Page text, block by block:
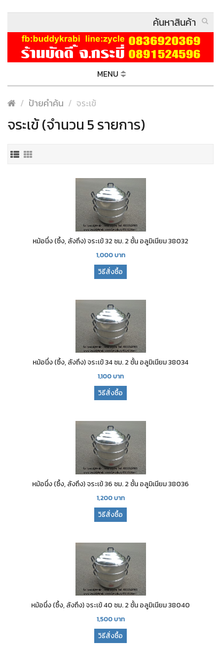
MENU
ป้ายคำค้น จระเข้
จระเข้ (จำนวน 5 รายการ)
หม้อนึ่ง (ซึ้ง, ลังถึง) จระเข้ 32 ซม. 2 ชั้น อลูมิเนียม 38032
1,000บาท
วิธีสั่งซื้อ
หม้อนึ่ง (ซึ้ง, ลังถึง) จระเข้ 34 ซม. 2 ชั้น อลูมิเนียม 38034
1,100บาท
วิธีสั่งซื้อ
หม้อนึ่ง (ซึ้ง, ลังถึง) จระเข้ 36 ซม. 2 ชั้น อลูมิเนียม 38036
1,200บาท
วิธีสั่งซื้อ
หม้อนึ่ง (ซึ้ง, ลังถึง) จระเข้ 40 ซม. 2 ชั้น อลูมิเนียม 38040
1,500บาท
วิธีสั่งซื้อ